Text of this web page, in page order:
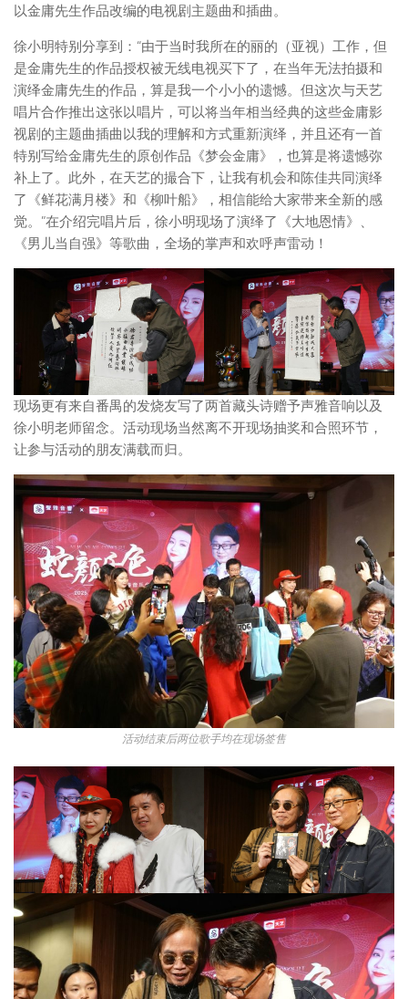
以金庸先生作品改编的电视剧主题曲和插曲。
徐小明特别分享到：“由于当时我所在的丽的（亚视）工作，但
是金庸先生的作品授权被无线电视买下了，在当年无法拍摄和
演绎金庸先生的作品，算是我一个小小的遗憾。但这次与天艺
唱片合作推出这张以唱片，可以将当年相当经典的这些金庸影
视剧的主题曲插曲以我的理解和方式重新演绎，并且还有一首
特别写给金庸先生的原创作品《梦会金庸》，也算是将遗憾弥
补上了。此外，在天艺的撮合下，让我有机会和陈佳共同演绎
了《鲜花满月楼》和《柳叶船》，相信能给大家带来全新的感
觉。”在介绍完唱片后，徐小明现场了演绎了《大地恩情》、
《男儿当自强》等歌曲，全场的掌声和欢呼声雷动！
现场更有来自番禺的发烧友写了两首藏头诗赠予声雅音响以及
徐小明老师留念。活动现场当然离不开现场抽奖和合照环节，
让参与活动的朋友满载而归。
活动结束后两位歌手均在现场签售